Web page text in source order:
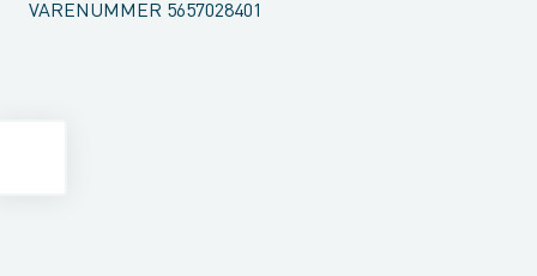
VARENUMMER 5657028401